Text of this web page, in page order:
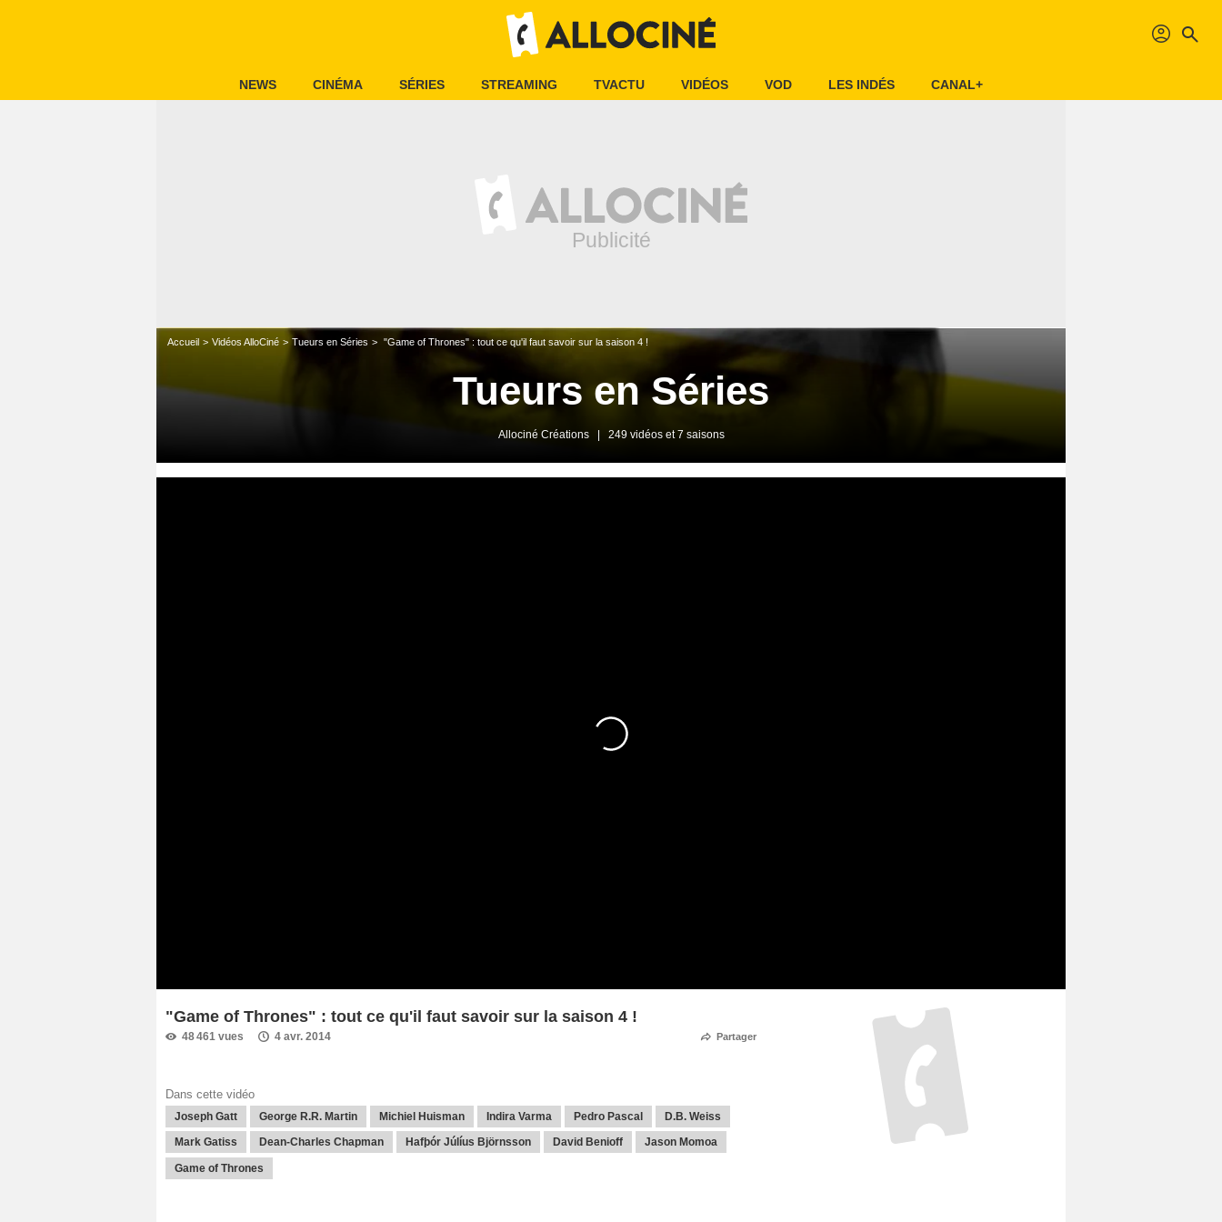
profil search
NEWS CINÉMA SÉRIES STREAMING TVACTU VIDÉOS VOD LES INDÉS CANAL+
Accueil Vidéos AlloCiné Tueurs en Séries "Game of Thrones" : tout ce qu'il faut savoir sur la saison 4 !
Tueurs en Séries
Allociné Créations 249 vidéos et 7 saisons
"Game of Thrones" : tout ce qu'il faut savoir sur la saison 4 !
48 461 vues 4 avr. 2014 Partager
Dans cette vidéo
Joseph Gatt George R.R. Martin Michiel Huisman Indira Varma Pedro Pascal D.B. Weiss
Mark Gatiss Dean-Charles Chapman Hafþór Júlíus Björnsson David Benioff Jason Momoa
Game of Thrones